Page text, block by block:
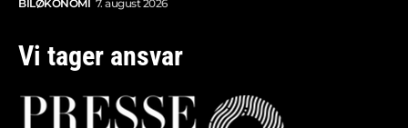
BILØKONOMI 7. august 2026
Vi tager ansvar